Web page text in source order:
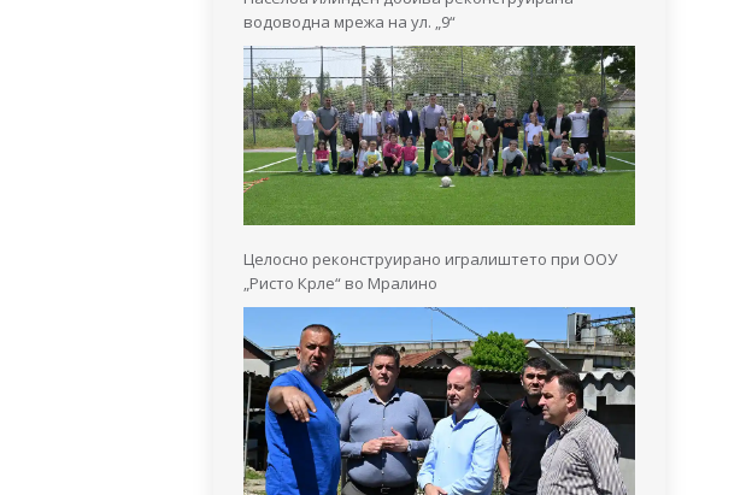
водоводна мрежа на ул. „9“
Целосно реконструирано игралиштето при ООУ
„Ристо Крле“ во Мралино